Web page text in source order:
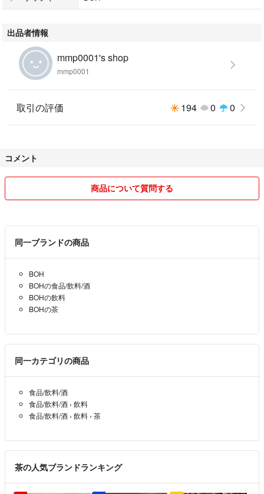
ティーパック
出品者情報
mmp0001's shop
mmp0001
取引の評価 194 0 0
コメント
商品について質問する
同一ブランドの商品
BOH
BOHの食品/飲料/酒
BOHの飲料
BOHの茶
同一カテゴリの商品
食品/飲料/酒
食品/飲料/酒 › 飲料
食品/飲料/酒 › 飲料 › 茶
茶の人気ブランドランキング